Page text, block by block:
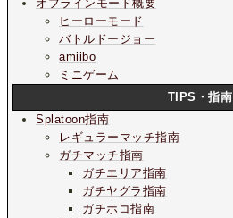
オフラインモード概要
ヒーローモード
バトルドージョー
amiibo
ミニゲーム
TIPS・指南
Splatoon指南
レギュラーマッチ指南
ガチマッチ指南
ガチエリア指南
ガチヤグラ指南
ガチホコ指南